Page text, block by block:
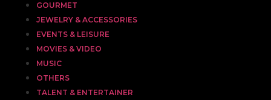
GOURMET
JEWELRY & ACCESSORIES
EVENTS & LEISURE
MOVIES & VIDEO
MUSIC
OTHERS
TALENT & ENTERTAINER